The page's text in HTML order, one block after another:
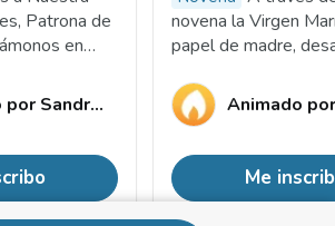
Patrona de
en
y espiritual
por Sandra Nathalia
tu vida
novena la Virgen
papel de madre,
problemas que nos
uno tras otro.
Animado por
Me